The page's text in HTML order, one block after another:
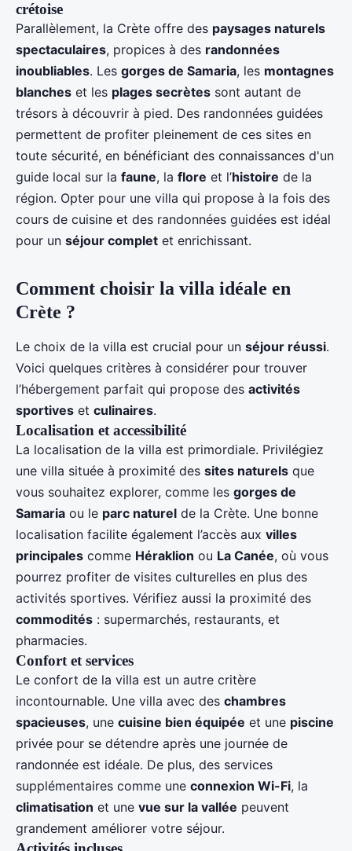
crétoise
Parallèlement, la Crète offre des paysages naturels
spectaculaires, propices à des randonnées
inoubliables. Les gorges de Samaria, les montagnes
blanches et les plages secrètes sont autant de
trésors à découvrir à pied. Des randonnées guidées
permettent de profiter pleinement de ces sites en
toute sécurité, en bénéficiant des connaissances d'un
guide local sur la faune, la flore et l’histoire de la
région. Opter pour une villa qui propose à la fois des
cours de cuisine et des randonnées guidées est idéal
pour un séjour complet et enrichissant.
Comment choisir la villa idéale en
Crète ?
Le choix de la villa est crucial pour un séjour réussi.
Voici quelques critères à considérer pour trouver
l’hébergement parfait qui propose des activités
sportives et culinaires.
Localisation et accessibilité
La localisation de la villa est primordiale. Privilégiez
une villa située à proximité des sites naturels que
vous souhaitez explorer, comme les gorges de
Samaria ou le parc naturel de la Crète. Une bonne
localisation facilite également l’accès aux villes
principales comme Héraklion ou La Canée, où vous
pourrez profiter de visites culturelles en plus des
activités sportives. Vérifiez aussi la proximité des
commodités : supermarchés, restaurants, et
pharmacies.
Confort et services
Le confort de la villa est un autre critère
incontournable. Une villa avec des chambres
spacieuses, une cuisine bien équipée et une piscine
privée pour se détendre après une journée de
randonnée est idéale. De plus, des services
supplémentaires comme une connexion Wi-Fi, la
climatisation et une vue sur la vallée peuvent
grandement améliorer votre séjour.